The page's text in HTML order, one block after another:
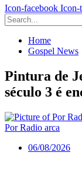
Icon-facebook Icon-
Home
Gospel News
Pintura de
século 3 é
Por Radio arca
06/08/2026